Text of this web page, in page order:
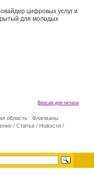
цифровых услуг и
для молодых
Версия для печати
область : Флагманы
/ Статьи / Новости /